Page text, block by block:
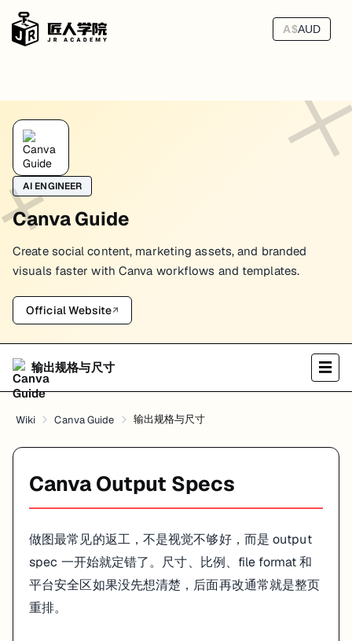
A$AUD
Canva Output Specs
做图最常见的返工，不是视觉不够好，而是 output spec 一开始就定
先按 channel 选比例
最常用的几种尺寸：
1:1 ：通用社媒贴图、quote card、资讯卡片
4:5：Instagram feed、需要更强占屏的 campaign post
16:9：presentation、video thumbnail、横版封面
团队里最好长期固定 3 到 4 个主尺寸，而不是每次临时新建一个画布。
安全区比画布更重要
同一张图到了不同平台，真正被看到的区域并不一样。缩略图、裁切
中心视觉安全区
CTA 不贴边
9:16内容，如果标题太靠上、按钮太靠下，上线后很容易被平台
一个更稳的适配流程
先确定主发布平台
在主平台尺寸里完成核心版式
复制为其他比例版本
针对不同比例单独微调 headline、image crop 和 CTA
不要期待一张图拉伸后就能适配所有场景。能保留 70% 的结构，已经
AI ENGINEER
Canva Guide
Create social content, marketing assets, and branded
visuals faster with Canva workflows and templates.
Official Website↗
输出规格与尺寸 ☰
Wiki Canva Guide 输出规格与尺寸
Canva Output Specs
做图最常见的返工，不是视觉不够好，而是 output
spec 一开始就定错了。尺寸、比例、file format 和
平台安全区如果没先想清楚，后面再改通常就是整页
重排。